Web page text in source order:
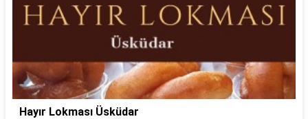
Hayır Lokması Üsküdar